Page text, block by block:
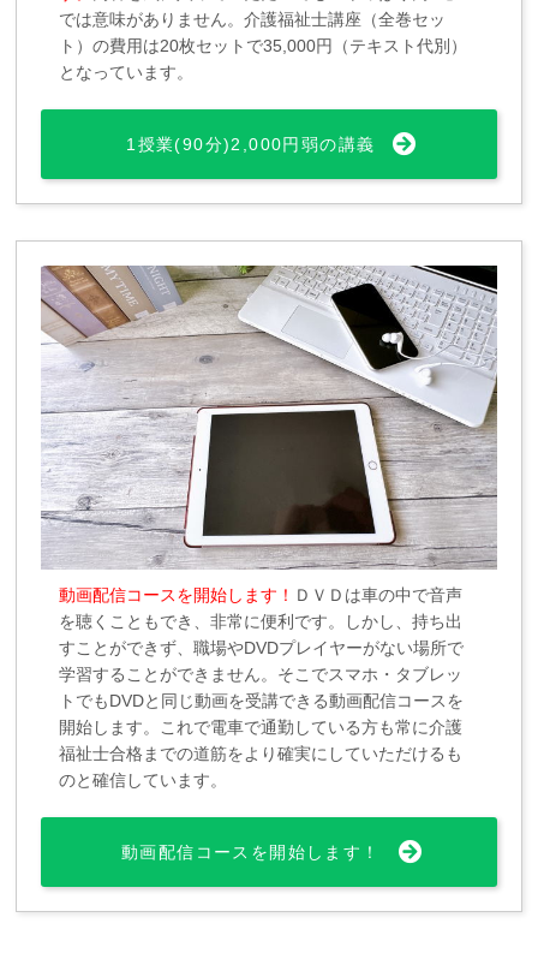
では意味がありません。介護福祉士講座（全巻セッ
ト）の費用は20枚セットで35,000円（テキスト代別）
となっています。
1授業(90分)2,000円弱の講義
動画配信コースを開始します！ ＤＶＤは車の中で音声
を聴くこともでき、非常に便利です。しかし、持ち出
すことができず、職場やDVDプレイヤーがない場所で
学習することができません。そこでスマホ・タブレッ
トでもDVDと同じ動画を受講できる動画配信コースを
開始します。これで電車で通勤している方も常に介護
福祉士合格までの道筋をより確実にしていただけるも
のと確信しています。
動画配信コースを開始します！